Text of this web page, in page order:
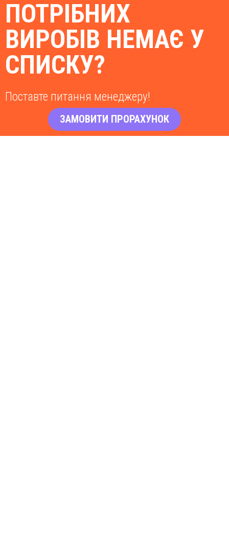
ПОТРІБНИХ
ВИРОБІВ НЕМАЄ У
СПИСКУ?
Поставте питання менеджеру!
ЗАМОВИТИ ПРОРАХУНОК